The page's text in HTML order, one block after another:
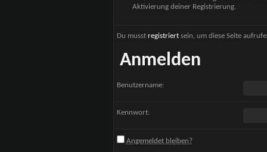
Aktivierung deiner Registrierung.
Du musst registriertsein, um diese Seite
Anmelden
Benutzername:
Kennwort:
Angemeldet bleiben?